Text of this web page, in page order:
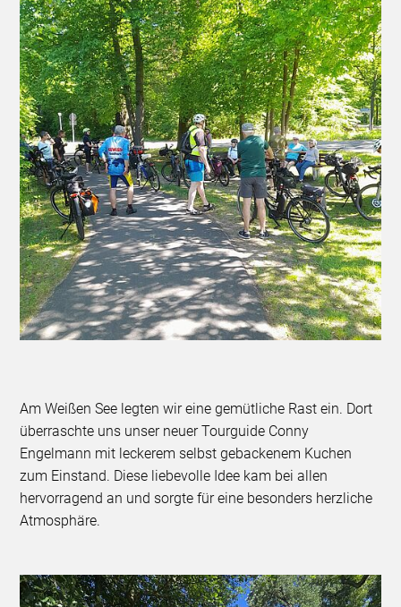
Am Weißen See legten wir eine gemütliche Rast ein. Dort
überraschte uns unser neuer Tourguide Conny
Engelmann mit leckerem selbst gebackenem Kuchen
zum Einstand. Diese liebevolle Idee kam bei allen
hervorragend an und sorgte für eine besonders herzliche
Atmosphäre.